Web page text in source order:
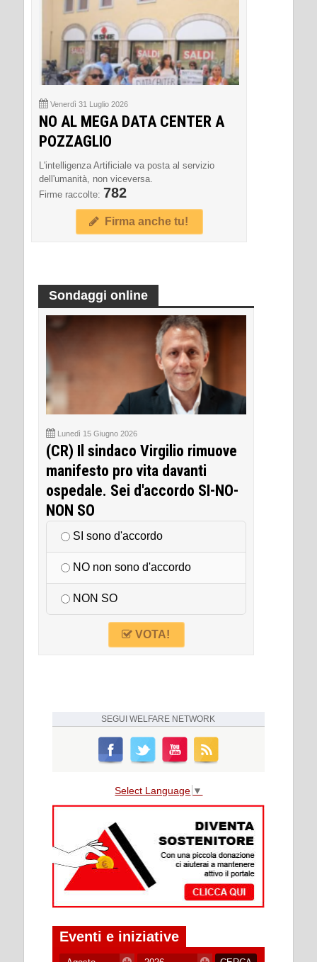
Venerdì 31 Luglio 2026
NO AL MEGA DATA CENTER A
POZZAGLIO
L'intelligenza Artificiale va posta al servizio
dell'umanità, non viceversa.
Firme raccolte: 782
Firma anche tu!
Sondaggi online
Lunedì 15 Giugno 2026
(CR) Il sindaco Virgilio rimuove
manifesto pro vita davanti
ospedale. Sei d'accordo SI-NO-
NON SO
SI sono d'accordo
NO non sono d'accordo
NON SO
VOTA!
SEGUIWELFARE NETWORK
Select Language ▼
Eventi e iniziative